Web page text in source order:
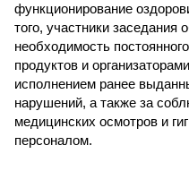
функционирование
того, участники заседания
необходимость
продуктов и
исполнением ранее
нарушений, а также за
медицинских осмотров и
персоналом.